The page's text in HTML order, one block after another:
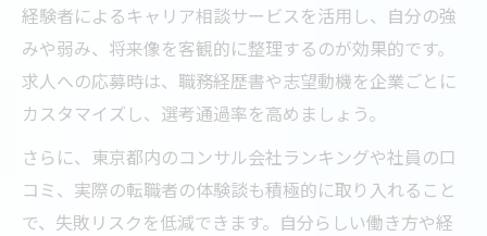
経験者によるキャリア相談サービスを活用し、自分の強
みや弱み、将来像を客観的に整理するのが効果的です。
求人への応募時は、職務経歴書や志望動機を企業ごとに
カスタマイズし、選考通過率を高めましょう。
さらに、東京都内のコンサル会社ランキングや社員の口
コミ、実際の転職者の体験談も積極的に取り入れること
で、失敗リスクを低減できます。自分らしい働き方や経